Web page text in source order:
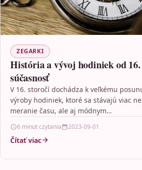
ZEGARKI
História a vývoj hodiniek od
súčasnosť
V 16. storočí dochádza k veľkému
výroby hodiniek, ktoré sa stávajú viac
meranie času, ale aj módnym…
6 minut czytania 2023-09-01
Čítať viac